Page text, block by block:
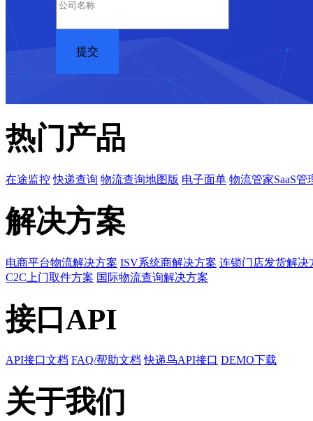
热门产品
在途监控 快递查询 物流查询地图版 电子面单 物流管家SaaS管
解决方案
电商平台物流解决方案 ISV系统商解决方案 连锁门店发货解决
C2C上门取件方案 国际物流查询解决方案
接口API
API接口文档 FAQ/帮助文档 快递鸟API接口 DEMO下载
关于我们